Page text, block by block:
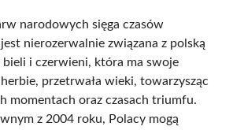
narodowych sięga czasów
nierozerwalnie związana z polską
i czerwieni, która ma swoje
przetrwała wieki, towarzysząc
momentach oraz czasach triumfu.
z 2004 roku, Polacy mogą